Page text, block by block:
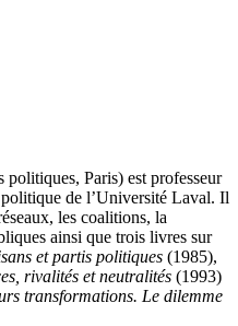
Paris) est professeur
de l’Université Laval. Il
les coalitions, la
ainsi que trois livres sur
et partis politiques (1985),
rivalités et neutralités (1993)
transformations. Le dilemme